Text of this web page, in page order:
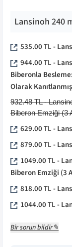
Lansinoh 240
535.00TL -
944.00TL -
Biberonla Besleme:
Olarak Kanıtlanmış
932.48TL -
Biberon Emziği (3
629.00TL -
879.00TL -
1049.00TL -
Biberon Emziği (3
818.00TL -
1044.00TL -
Bir sorun bildir✎